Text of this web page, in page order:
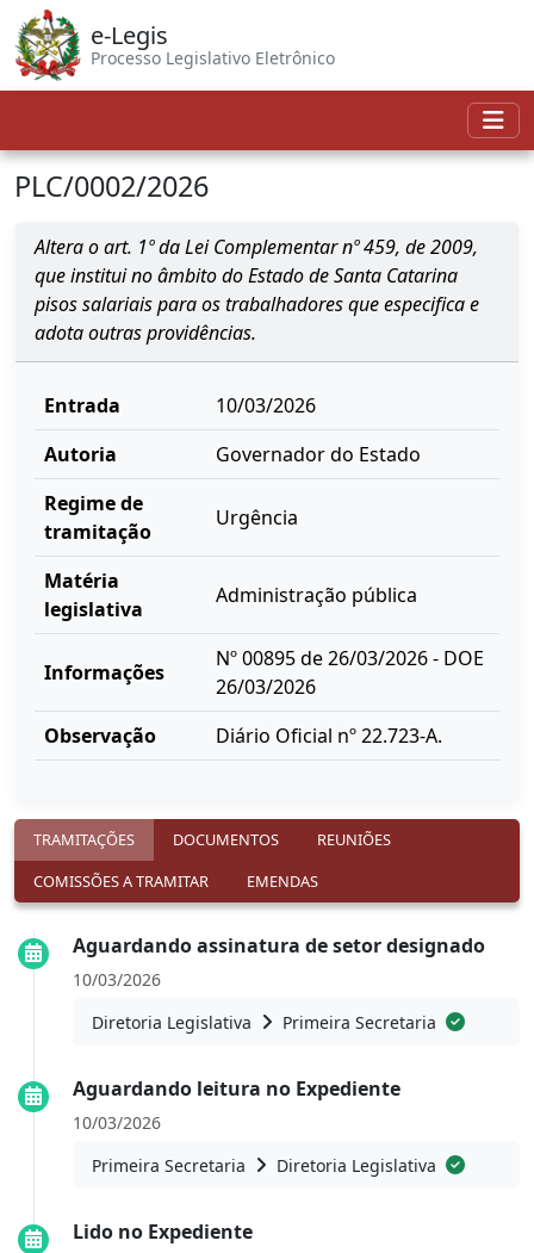
e-Legis
Processo Legislativo Eletrônico
PLC/0002/2026
Altera o art. 1º da Lei Complementar nº 459, de 2009,
que institui no âmbito do Estado de Santa Catarina
pisos salariais para os trabalhadores que especifica e
adota outras providências.
Entrada
10/03/2026
Autoria
Governador do Estado
Regime de
tramitação
Urgência
Matéria
legislativa
Administração pública
Informações
Nº 00895 de 26/03/2026 - DOE
26/03/2026
Observação
Diário Oficial nº 22.723-A.
TRAMITAÇÕES DOCUMENTOS
REUNIÕES
COMISSÕES A TRAMITAR
EMENDAS
Aguardando assinatura de setor designado
10/03/2026
Diretoria Legislativa
Primeira Secretaria
Aguardando leitura no Expediente
10/03/2026
Primeira Secretaria
Diretoria Legislativa
Lido no Expediente